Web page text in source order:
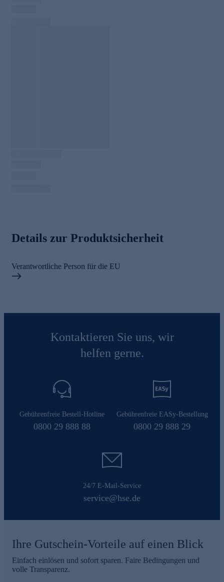
Details zur Produktsicherheit
Verantwortliche Person für die EU
Kontaktieren Sie uns, wir
helfen gerne.
Gebührenfreie Bestell-Hotline
0800 29 888 88
Gebührenfreie EASy-Bestellung
0800 29 888 29
24/7 E-Mail-Service
service@hse.de
Ihre Gutschein-Vorteile auf einen Blick
Einfach einlösen und sofort sparen. Faire Bedingungen und
volle Transparenz.